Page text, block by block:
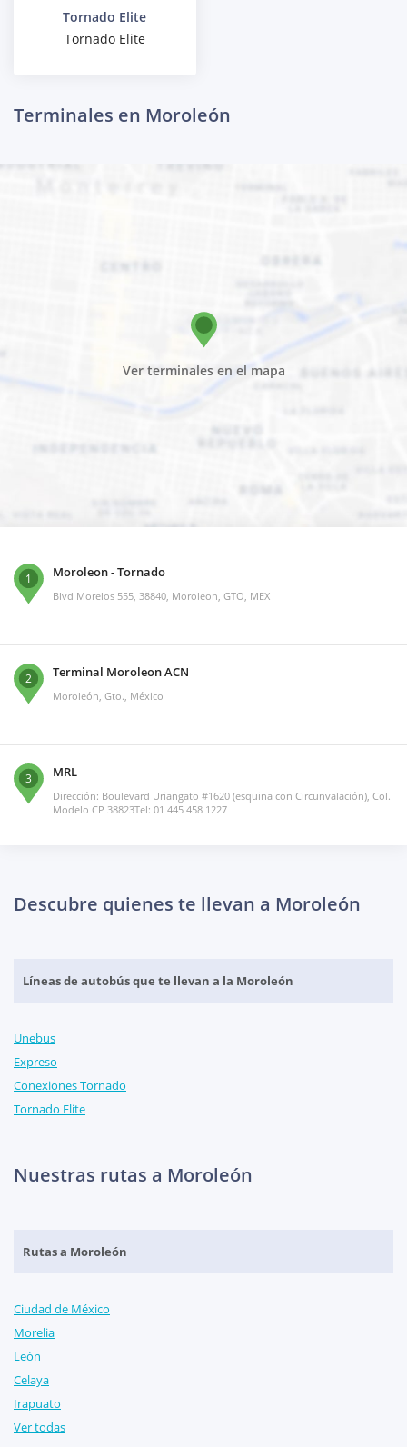
Tornado Elite
Tornado Elite
Terminales en Moroleón
Ver terminales en el mapa
1 Moroleon - Tornado
Blvd Morelos 555, 38840, Moroleon, GTO, MEX
2 Terminal Moroleon ACN
Moroleón, Gto., México
3 MRL
Dirección: Boulevard Uriangato #1620 (esquina con Circunvalación), Col.
Modelo CP 38823Tel: 01 445 458 1227
Descubre quienes te llevan a Moroleón
Líneas de autobús que te llevan a la Moroleón
Unebus
Expreso
Conexiones Tornado
Tornado Elite
Nuestras rutas a Moroleón
Rutas a Moroleón
Ciudad de México
Morelia
León
Celaya
Irapuato
Ver todas